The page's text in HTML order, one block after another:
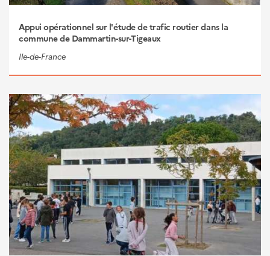
Appui opérationnel sur l'étude de trafic routier dans la
commune de Dammartin-sur-Tigeaux
Ile-de-France